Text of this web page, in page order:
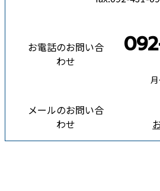
お電話のお問い合
わせ
メールのお問い合
わせ